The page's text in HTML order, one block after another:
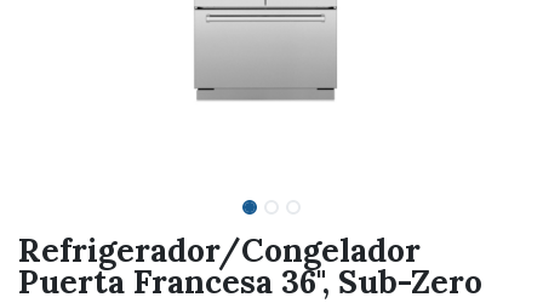
Refrigerador/Congelador
Puerta Francesa 36", Sub-Zero